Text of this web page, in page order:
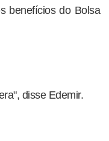
benefícios do Bolsa
disse Edemir.